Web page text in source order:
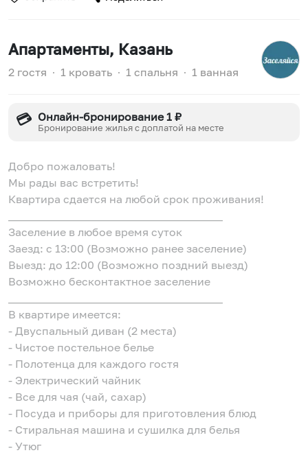
Апартаменты, Казань
2 гостя ∙ 1 кровать ∙ 1 спальня ∙ 1 ванная
💳 Онлайн-бронирование 1 ₽
Бронирование жилья с доплатой на месте
Добро пожаловать!
Мы рады вас встретить!
Квартира сдается на любой срок проживания!
Заселение в любое время суток
Заезд: с 13:00 (Возможно ранее заселение)
Выезд: до 12:00 (Возможно поздний выезд)
Возможно бесконтактное заселение
В квартире имеется:
- Двуспальный диван (2 места)
- Чистое постельное белье
- Полотенца для каждого гостя
- Электрический чайник
- Все для чая (чай, сахар)
- Посуда и приборы для приготовления блюд
- Стиральная машина и сушилка для белья
- Утюг